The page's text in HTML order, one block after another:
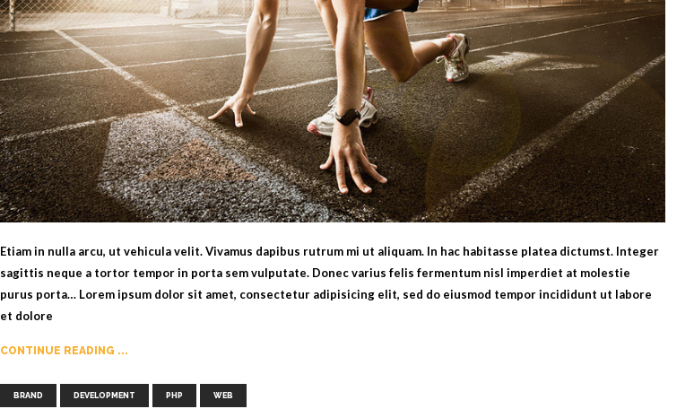
Etiam in nulla arcu, ut vehicula velit. Vivamus dapibus rutrum mi ut aliquam. In hac habitasse platea dictumst. Integer
sagittis neque a tortor tempor in porta sem vulputate. Donec varius felis fermentum nisl imperdiet at molestie
purus porta… Lorem ipsum dolor sit amet, consectetur adipisicing elit, sed do eiusmod tempor incididunt ut labore
et dolore
CONTINUE READING ...
BRAND DEVELOPMENT PHP WEB